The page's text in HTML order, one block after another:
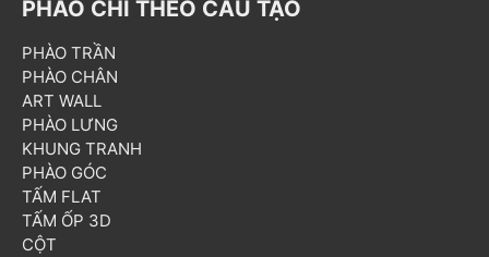
PHÀO CHỈ THEO CẤU TẠO
PHÀO TRẦN
PHÀO CHÂN
ART WALL
PHÀO LƯNG
KHUNG TRANH
PHÀO GÓC
TẤM FLAT
TẤM ỐP 3D
CỘT